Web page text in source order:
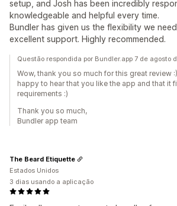
setup, and Josh has been incredibly
knowledgeable and helpful every time.
Bundler has given us the flexibility we
excellent support. Highly recommended.
Questão respondida por Bundler.app 7 de agosto
Wow, thank you so much for this great review
happy to hear that you like the app and that it
requirements :)
Thank you so much,
Bundler app team
The Beard Etiquette
Estados Unidos
3 dias usando a aplicação